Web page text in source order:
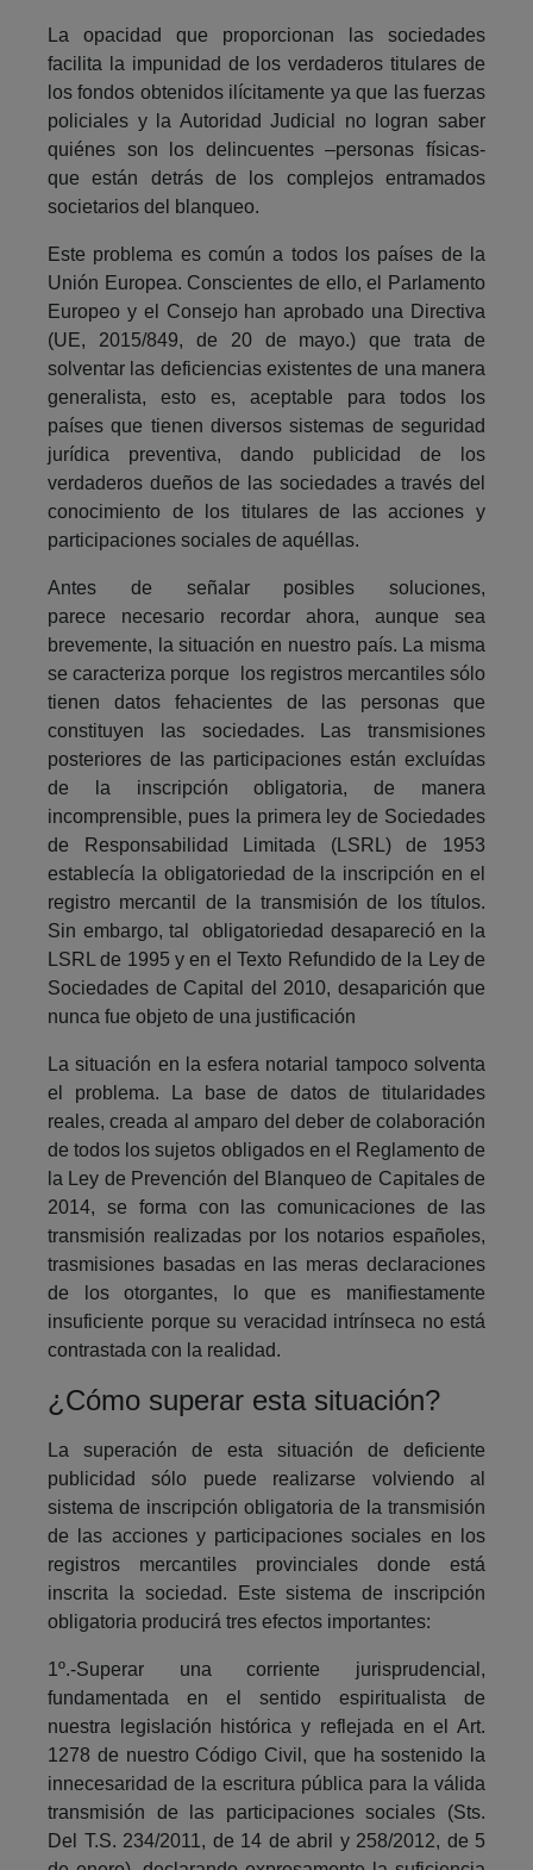
La opacidad que proporcionan las sociedades
facilita la impunidad de los verdaderos titulares de
los fondos obtenidos ilícitamente ya que las fuerzas
policiales y la Autoridad Judicial no logran saber
quiénes son los delincuentes –personas físicas-
que están detrás de los complejos entramados
societarios del blanqueo.
Este problema es común a todos los países de la
Unión Europea. Conscientes de ello, el Parlamento
Europeo y el Consejo han aprobado una Directiva
(UE, 2015/849, de 20 de mayo.) que trata de
solventar las deficiencias existentes de una manera
generalista, esto es, aceptable para todos los
países que tienen diversos sistemas de seguridad
jurídica preventiva, dando publicidad de los
verdaderos dueños de las sociedades a través del
conocimiento de los titulares de las acciones y
participaciones sociales de aquéllas.
Antes de señalar posibles soluciones,
parece necesario recordar ahora, aunque sea
brevemente, la situación en nuestro país. La misma
se caracteriza porque los registros mercantiles sólo
tienen datos fehacientes de las personas que
constituyen las sociedades. Las transmisiones
posteriores de las participaciones están excluídas
de la inscripción obligatoria, de manera
incomprensible, pues la primera ley de Sociedades
de Responsabilidad Limitada (LSRL) de 1953
establecía la obligatoriedad de la inscripción en el
registro mercantil de la transmisión de los títulos.
Sin embargo, tal obligatoriedad desapareció en la
LSRL de 1995 y en el Texto Refundido de la Ley de
Sociedades de Capital del 2010, desaparición que
nunca fue objeto de una justificación
La situación en la esfera notarial tampoco solventa
el problema. La base de datos de titularidades
reales, creada al amparo del deber de colaboración
de todos los sujetos obligados en el Reglamento de
la Ley de Prevención del Blanqueo de Capitales de
2014, se forma con las comunicaciones de las
transmisión realizadas por los notarios españoles,
trasmisiones basadas en las meras declaraciones
de los otorgantes, lo que es manifiestamente
insuficiente porque su veracidad intrínseca no está
contrastada con la realidad.
¿Cómo superar esta situación?
La superación de esta situación de deficiente
publicidad sólo puede realizarse volviendo al
sistema de inscripción obligatoria de la transmisión
de las acciones y participaciones sociales en los
registros mercantiles provinciales donde está
inscrita la sociedad. Este sistema de inscripción
obligatoria producirá tres efectos importantes:
1º.-Superar una corriente jurisprudencial,
fundamentada en el sentido espiritualista de
nuestra legislación histórica y reflejada en el Art.
1278 de nuestro Código Civil, que ha sostenido la
innecesaridad de la escritura pública para la válida
transmisión de las participaciones sociales (Sts.
Del T.S. 234/2011, de 14 de abril y 258/2012, de 5